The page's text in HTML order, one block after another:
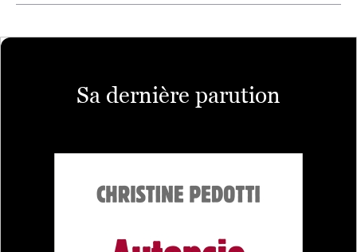
Sa dernière parution